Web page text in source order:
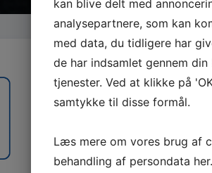
kan blive delt med
analysepartnere, som kan
med data, du tidligere har
de har indsamlet gennem
tjenester. Ved at klikke på
samtykke til disse formål.
Læs mere om vores brug af
behandling af persondata her.